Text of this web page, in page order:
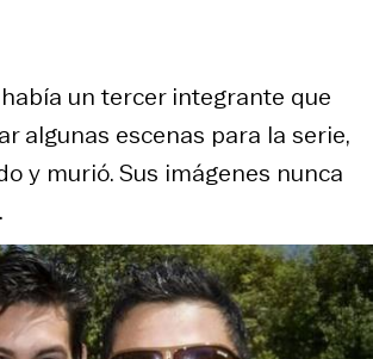
un tercer integrante que
algunas escenas para la serie,
y murió. Sus imágenes nunca